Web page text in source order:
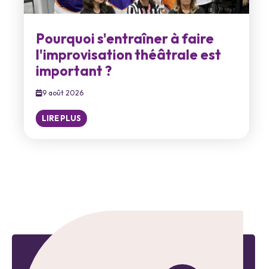
Pourquoi s'entraîner à faire
l'improvisation théâtrale est
important ?
9 août 2026
LIRE PLUS